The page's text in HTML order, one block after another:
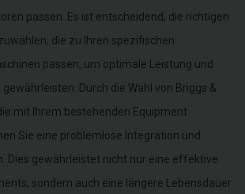
passen. Es ist entscheidend, die richtigen
die zu Ihren spezifischen
passen, um optimale Leistung und
Durch die Wahl von Briggs &
mit Ihrem bestehenden Equipment
Sie eine problemlose Integration und
Dies gewährleistet nicht nur eine effektive
sondern auch eine längere Lebensdauer